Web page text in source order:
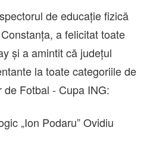
de educație fizică
a felicitat toate
și a amintit că județul
la toate categoriile de
Fotbal - Cupa ING:
„Ion Podaru” Ovidiu